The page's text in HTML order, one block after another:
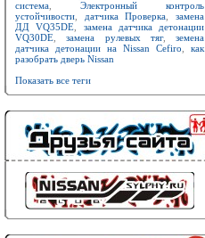
система
Электронный контроль
устойчивости
датчика Проверка ,замена
ДД VQ35DE
замена датчика детонации
VQ30DE ,замена рулевых тяг, земена
датчика детонации на Nissan Cefiro
как
разобрать дверь Nissan
Показать все теги